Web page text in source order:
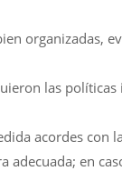
organizadas,
las
acordes con
adecuada; en